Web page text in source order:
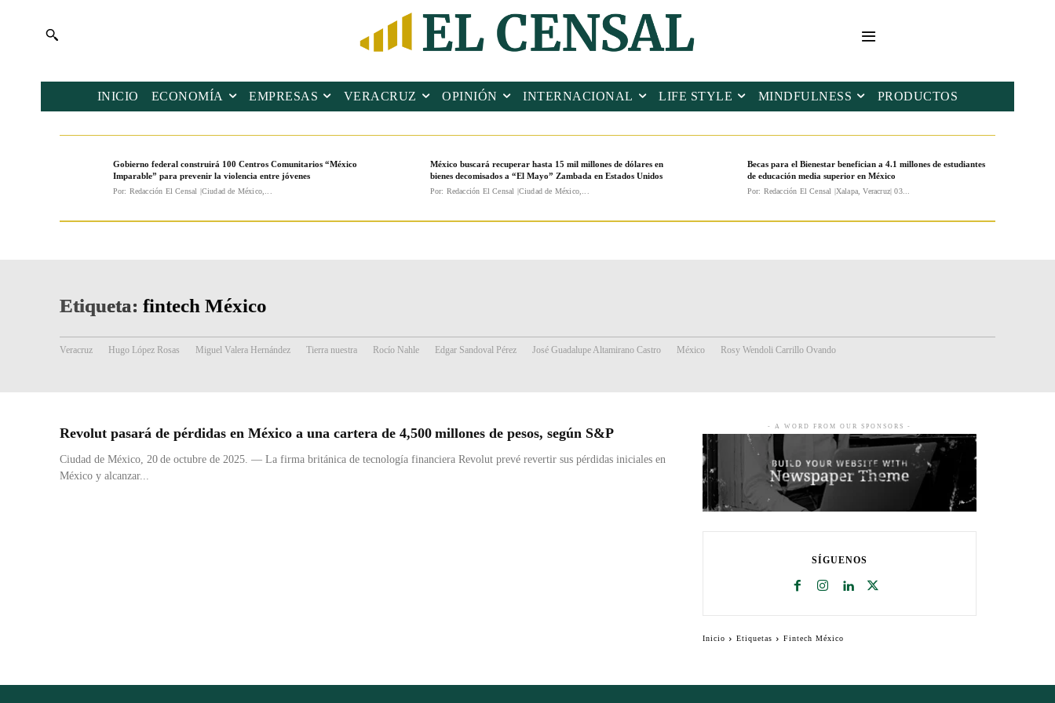
INICIO ECONOMÍA EMPRESAS VERACRUZ OPINIÓN INTERNACIONAL LIFE STYLE MINDFULNESS PRODUCTOS
Gobierno federal construirá 100 Centros Comunitarios “México
Imparable” para prevenir la violencia entre jóvenes
Por: Redacción El Censal |Ciudad de México,...
México buscará recuperar hasta 15 mil millones de dólares en
bienes decomisados a “El Mayo” Zambada en Estados Unidos
Por: Redacción El Censal |Ciudad de México,...
Becas para el Bienestar benefician a 4.1 millones de estudiantes
de educación media superior en México
Por: Redacción El Censal |Xalapa, Veracruz| 03...
Etiqueta: fintech México
Veracruz Hugo López Rosas Miguel Valera Hernández Tierra nuestra Rocío Nahle Edgar Sandoval Pérez José Guadalupe Altamirano Castro México Rosy Wendoli Carrillo Ovando
Revolut pasará de pérdidas en México a una cartera de 4,500 millones de pesos, según S&P
Ciudad de México, 20 de octubre de 2025. — La firma británica de tecnología financiera Revolut prevé revertir sus pérdidas iniciales en
México y alcanzar...
- A WORD FROM OUR SPONSORS -
SÍGUENOS
Inicio Etiquetas Fintech México